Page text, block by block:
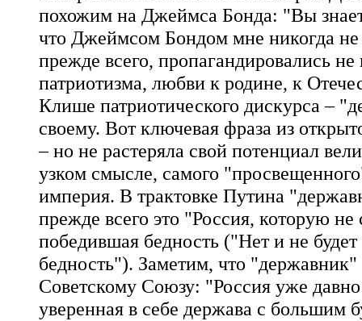
похожим на Джеймса Бонда: "Вы
что Джеймсом Бондом мне никогда
прежде всего, пропагандировались
патриотизма, любви к родине, к
Клише патриотического дискурса –
своему. Вот ключевая фраза из
– но не растеряла свой потенциал
узком смысле, самого
империя. В трактовке Путина
прежде всего это "Россия, которую
победившая бедность ("Нет и не
бедность"). Заметим, что
Советскому Союзу: "Россия уже
уверенная в себе держава с большим